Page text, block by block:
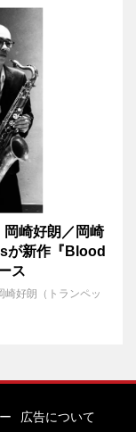
崎好朗／岡崎
が新作『Blood
ス
崎好朗（トランペッ
広告について